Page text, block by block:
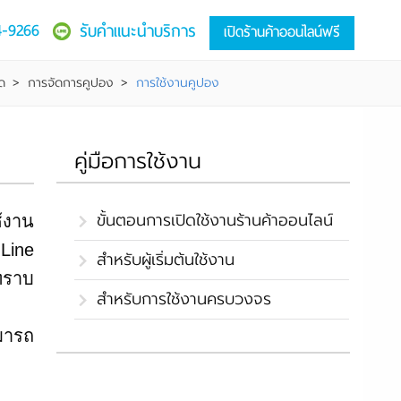
เปิดร้านค้าออนไลน์ฟรี
รับคำแนะนำบริการ
9266
> การจัดการคูปอง > การใช้งานคูปอง
าน
าบ
รถ
คู่มือการใช้งาน
ขั้นตอนการเปิดใช้งานร้านค้าออนไลน์
สำหรับผู้เริ่มต้นใช้งาน
สำหรับการใช้งานครบวงจร